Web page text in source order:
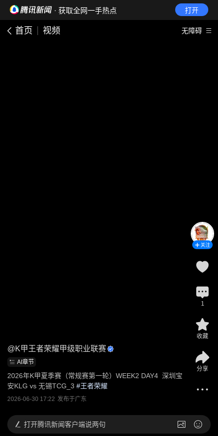
· 获取全网一手热点 打开
首页 视频 无障碍
@K甲王者荣耀甲级职业联赛
AI章节
2026年K甲夏季赛（常规赛第一轮）WEEK2 DAY4  深圳宝
安KLG vs 无锡TCG_3 #王者荣耀
2026-06-30 17:22 发布于广东
关注
1
收藏
分享
打开腾讯新闻客户端说两句